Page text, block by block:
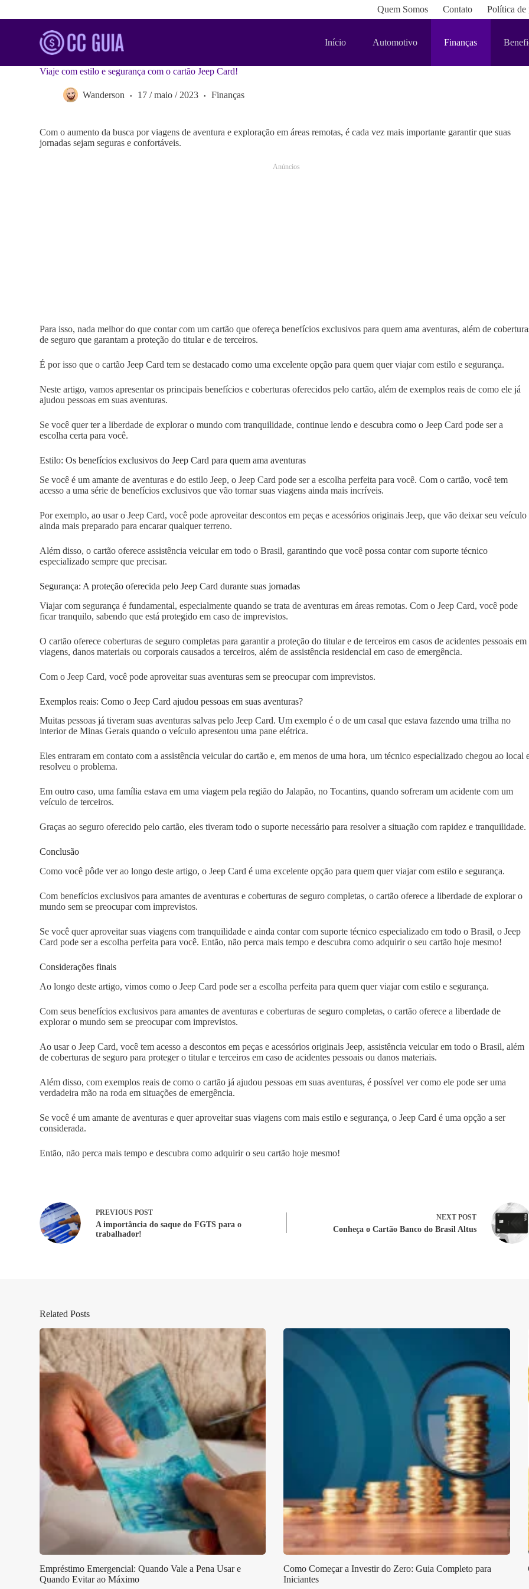
k
o
Quem Somos Contato Política de
Início Automotivo Finanças
Viaje com estilo e segurança com o cartão Jeep Card!
Wanderson 17 / maio / 2023 Finanças
Com o aumento da busca por viagens de aventura e exploração em áreas remotas, é cada vez mais importante garantir que suas
jornadas sejam seguras e confortáveis.
Anúncios
Para isso, nada melhor do que contar com um cartão que ofereça benefícios exclusivos para quem ama aventuras, além de
de seguro que garantam a proteção do titular e de terceiros.
É por isso que o cartão Jeep Card tem se destacado como uma excelente opção para quem quer viajar com estilo e segurança.
Neste artigo, vamos apresentar os principais benefícios e coberturas oferecidos pelo cartão, além de exemplos reais de como ele já
ajudou pessoas em suas aventuras.
Se você quer ter a liberdade de explorar o mundo com tranquilidade, continue lendo e descubra como o Jeep Card pode ser a
escolha certa para você.
Estilo: Os benefícios exclusivos do Jeep Card para quem ama aventuras
Se você é um amante de aventuras e do estilo Jeep, o Jeep Card pode ser a escolha perfeita para você. Com o cartão, você tem
acesso a uma série de benefícios exclusivos que vão tornar suas viagens ainda mais incríveis.
Por exemplo, ao usar o Jeep Card, você pode aproveitar descontos em peças e acessórios originais Jeep, que vão deixar seu veículo
ainda mais preparado para encarar qualquer terreno.
Além disso, o cartão oferece assistência veicular em todo o Brasil, garantindo que você possa contar com suporte técnico
especializado sempre que precisar.
Segurança: A proteção oferecida pelo Jeep Card durante suas jornadas
Viajar com segurança é fundamental, especialmente quando se trata de aventuras em áreas remotas. Com o Jeep Card, você pode
ficar tranquilo, sabendo que está protegido em caso de imprevistos.
O cartão oferece coberturas de seguro completas para garantir a proteção do titular e de terceiros em casos de acidentes pessoais em
viagens, danos materiais ou corporais causados a terceiros, além de assistência residencial em caso de emergência.
Com o Jeep Card, você pode aproveitar suas aventuras sem se preocupar com imprevistos.
Exemplos reais: Como o Jeep Card ajudou pessoas em suas aventuras?
Muitas pessoas já tiveram suas aventuras salvas pelo Jeep Card. Um exemplo é o de um casal que estava fazendo uma trilha no
interior de Minas Gerais quando o veículo apresentou uma pane elétrica.
Eles entraram em contato com a assistência veicular do cartão e, em menos de uma hora, um técnico especializado chegou ao local
resolveu o problema.
Em outro caso, uma família estava em uma viagem pela região do Jalapão, no Tocantins, quando sofreram um acidente com um
veículo de terceiros.
Graças ao seguro oferecido pelo cartão, eles tiveram todo o suporte necessário para resolver a situação com rapidez e tranquilidade.
Conclusão
Como você pôde ver ao longo deste artigo, o Jeep Card é uma excelente opção para quem quer viajar com estilo e segurança.
Com benefícios exclusivos para amantes de aventuras e coberturas de seguro completas, o cartão oferece a liberdade de explorar o
mundo sem se preocupar com imprevistos.
Se você quer aproveitar suas viagens com tranquilidade e ainda contar com suporte técnico especializado em todo o Brasil, o Jeep
Card pode ser a escolha perfeita para você. Então, não perca mais tempo e descubra como adquirir o seu cartão hoje mesmo!
Considerações finais
Ao longo deste artigo, vimos como o Jeep Card pode ser a escolha perfeita para quem quer viajar com estilo e segurança.
Com seus benefícios exclusivos para amantes de aventuras e coberturas de seguro completas, o cartão oferece a liberdade de
explorar o mundo sem se preocupar com imprevistos.
Ao usar o Jeep Card, você tem acesso a descontos em peças e acessórios originais Jeep, assistência veicular em todo o Brasil, além
de coberturas de seguro para proteger o titular e terceiros em caso de acidentes pessoais ou danos materiais.
Além disso, com exemplos reais de como o cartão já ajudou pessoas em suas aventuras, é possível ver como ele pode ser uma
verdadeira mão na roda em situações de emergência.
Se você é um amante de aventuras e quer aproveitar suas viagens com mais estilo e segurança, o Jeep Card é uma opção a ser
considerada.
Então, não perca mais tempo e descubra como adquirir o seu cartão hoje mesmo!
PREVIOUSPOST
A importância do saque do FGTS para o
trabalhador!
NEXT POST
Conheça o Cartão Banco do Brasil Altus
Related Posts
Empréstimo Emergencial: Quando Vale a Pena Usar e
Quando Evitar ao Máximo
Como Começar a Investir do Zero: Guia Completo para
Iniciantes